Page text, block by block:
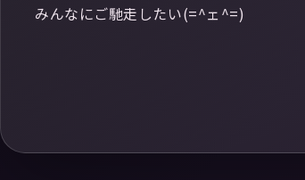
みんなにご馳走したい(=^ェ^=)